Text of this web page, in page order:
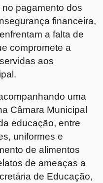
pagamento dos
financeira,
a falta de
compromete a
aos
uma
Câmara Municipal
educação, entre
uniformes e
de alimentos
de ameaças a
de Educação,